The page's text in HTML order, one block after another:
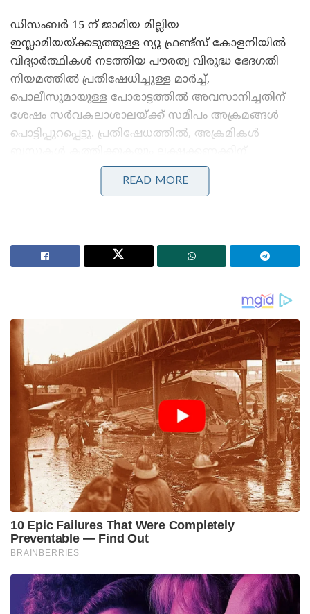
ഡിസംബർ 15 ന് ജാമിയ മില്ലിയ
ഇസ്ലാമിയയ്ക്കടുത്തുള്ള ന്യൂ ഫ്രണ്ട്സ് കോളനിയിൽ
വിദ്യാർത്ഥികൾ നടത്തിയ പൗരത്വ വിരുദ്ധ ഭേദഗതി
നിയമത്തിൽ പ്രതിഷേധിച്ചുള്ള മാർച്ച്,
പൊലീസുമായുള്ള പോരാട്ടത്തിൽ അവസാനിച്ചതിന്
ശേഷം സർവകലാശാലയ്ക്ക് സമീപം അക്രമങ്ങൾ
പൊട്ടിപ്പുറപ്പെട്ടു. പ്രതിഷേധത്തിൽ, അക്രമികൾ
രൂപയുടെ പൊതുമുതൽ നശിപ്പിക്കുകയും
ചെയ്തിരുന്നു. ഏറ്റുമുട്ടലിൽ നിരവധി പോലീസ്
Stories you may like
തരത്തിലുള്ള ട്രാൻസാക്ഷൻ നിരക്കുകളും ഈടാക്കില്ല
; യു.പി.ഐ നിയമഭേദഗതിയിൽ വ്യക്തത വരുത്തി
‘ഡിഗ്രി കൊണ്ട് ഇപ്പോൾ ഒരു പ്രയോജനവുമില്ല,
രാജ്യത്ത് എല്ലാ തൊഴിൽ വാതിലുകളും അടഞ്ഞു’ ;
‘ഛാത്രോം കീ ഗൂഞ്ച്’ വിദ്യാർത്ഥി സംഗമത്തിൽ
രാഹുൽ ഗാന്ധി
Tags:
READ MORE